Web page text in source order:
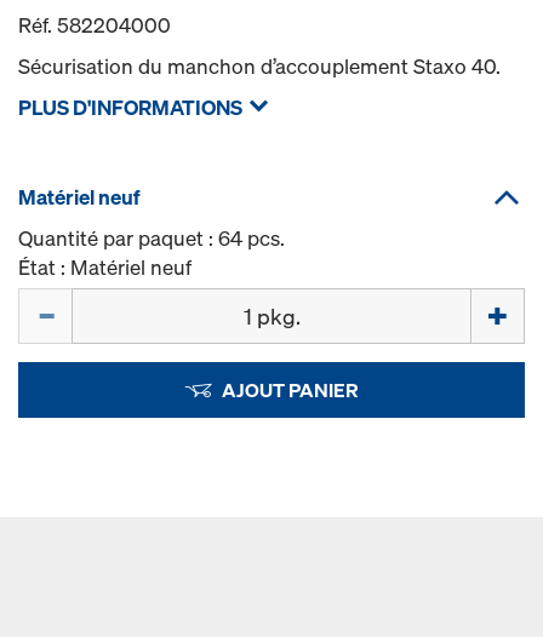
Réf. 582204000
Sécurisation du manchon d’accouplement Staxo 40.
PLUS D'INFORMATIONS
Matériel neuf
Quantité par paquet : 64 pcs.
État : Matériel neuf
AJOUT PANIER